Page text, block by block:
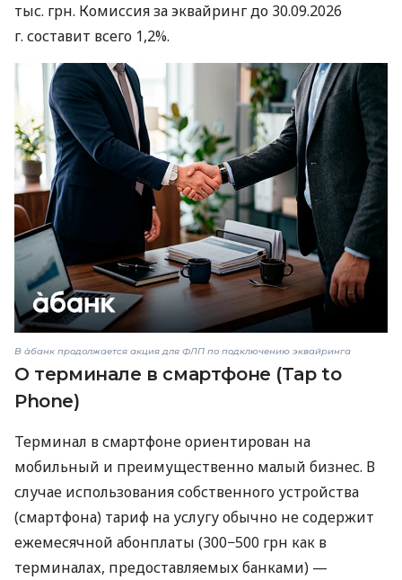
тыс. грн. Комиссия за эквайринг до 30.09.2026
г. составит всего 1,2%.
В àбанк продолжается акция для ФЛП по подключению эквайринга
О терминале в смартфоне (Tap to
Phone)
Терминал в смартфоне ориентирован на
мобильный и преимущественно малый бизнес. В
случае использования собственного устройства
(смартфона) тариф на услугу обычно не содержит
ежемесячной абонплаты (300−500 грн как в
терминалах, предоставляемых банками) —